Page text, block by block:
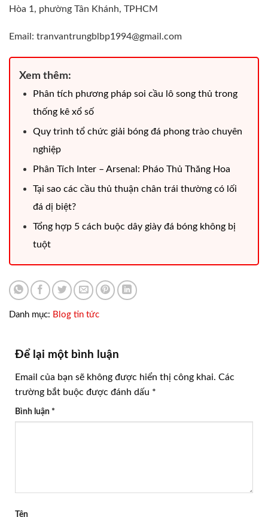
Hòa 1, phường Tân Khánh, TPHCM
Email: tranvantrungblbp1994@gmail.com
Xem thêm:
Phân tích phương pháp soi cầu lô song thủ trong
thống kê xổ số
Quy trình tổ chức giải bóng đá phong trào chuyên
nghiệp
Phân Tích Inter – Arsenal: Pháo Thủ Thăng Hoa
Tại sao các cầu thủ thuận chân trái thường có lối
đá dị biệt?
Tổng hợp 5 cách buộc dây giày đá bóng không bị
tuột
Danh mục: Blog tin tức
Để lại một bình luận
Email của bạn sẽ không được hiển thị công khai. Các
trường bắt buộc được đánh dấu *
Bình luận *
Tên